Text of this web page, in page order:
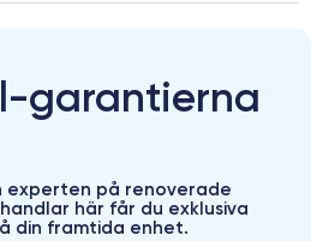
garantierna
experten på renoverade
här får du exklusiva
din framtida enhet.